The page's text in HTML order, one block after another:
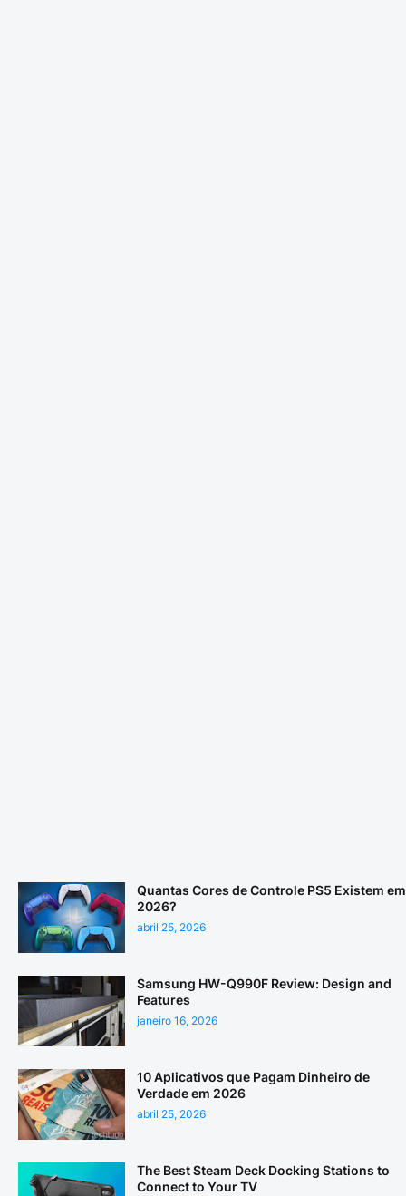
Quantas Cores de Controle PS5 Existem em
2026?
abril 25, 2026
Samsung HW-Q990F Review: Design and
Features
janeiro 16, 2026
10 Aplicativos que Pagam Dinheiro de
Verdade em 2026
abril 25, 2026
The Best Steam Deck Docking Stations to
Connect to Your TV